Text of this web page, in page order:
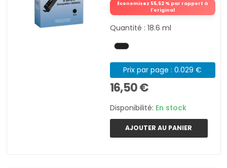
Économisez 55,52 % par rapport à
l'original
Quantité : 18.6 ml
Prix par page : 0.029 €
16,50 €
Disponibilité: En stock
AJOUTER AU PANIER